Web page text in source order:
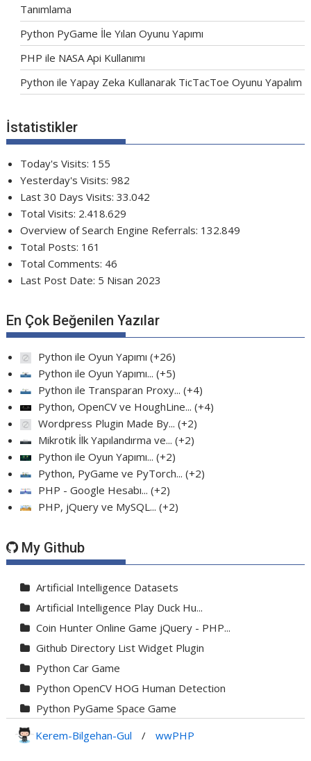
Tanımlama
Python PyGame İle Yılan Oyunu Yapımı
PHP ile NASA Api Kullanımı
Python ile Yapay Zeka Kullanarak TicTacToe Oyunu Yapalım
İstatistikler
Today's Visits: 155
Yesterday's Visits:982
Last 30 Days Visits:33.042
Total Visits: 2.418.629
Overview of Search Engine Referrals: 132.849
Total Posts: 161
Total Comments: 46
Last Post Date: 5 Nisan 2023
En Çok Beğenilen Yazılar
Python ile Oyun Yapımı +26
Python ile Oyun Yapımı... +5
Python ile Transparan Proxy... +4
Python, OpenCV ve HoughLine... +4
Wordpress Plugin Made By... +2
Mikrotik İlk Yapılandırma ve... +2
Python ile Oyun Yapımı... +2
Python, PyGame ve PyTorch... +2
PHP - Google Hesabı... +2
PHP, jQuery ve MySQL... +2
My Github
Artificial Intelligence Datasets
Artificial Intelligence Play Duck Hu...
Coin Hunter Online Game jQuery - PHP...
Github Directory List Widget Plugin
Python Car Game
Python OpenCV HOG Human Detection
Python PyGame Space Game
Kerem-Bilgehan-Gul / wwPHP